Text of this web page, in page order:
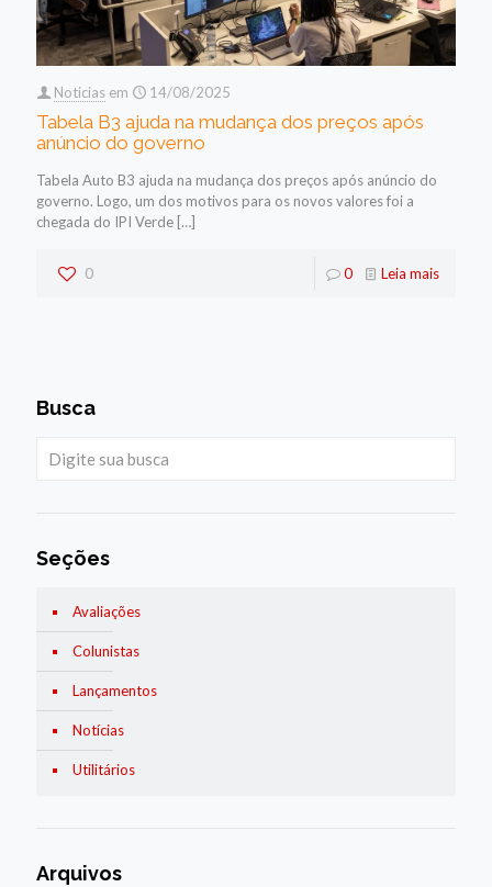
Noticias em 14/08/2025
Tabela B3 ajuda na mudança dos preços após
anúncio do governo
Tabela Auto B3 ajuda na mudança dos preços após anúncio do
governo. Logo, um dos motivos para os novos valores foi a
chegada do IPI Verde […]
0 0 Leia mais
Busca
Seções
Avaliações
Colunistas
Lançamentos
Notícias
Utilitários
Arquivos